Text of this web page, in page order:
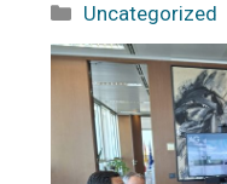
Uncategorized